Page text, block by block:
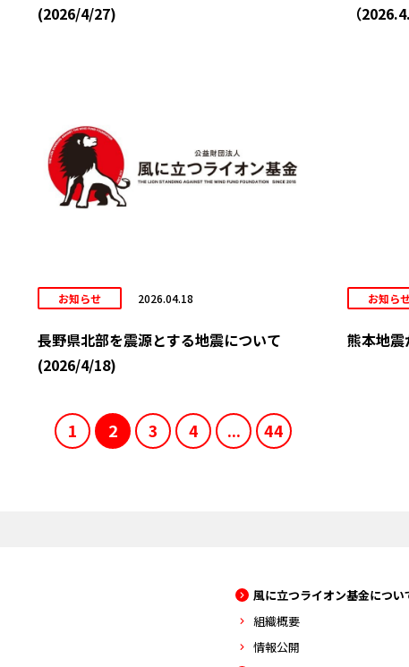
(2026/4/27)
（
お知らせ 2026.04.18
長野県北部を震源とする地震について
(2026/4/18)
お知ら
熊本地震
1 2 3 4 ... 44
風に立つライオン基金につい
組織概要
情報公開